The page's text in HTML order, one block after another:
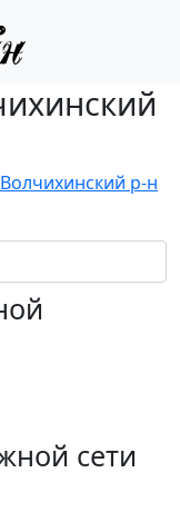
Волчихинский р-н
сети